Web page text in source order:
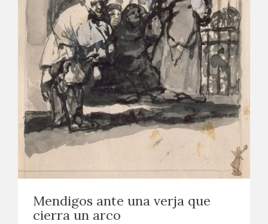
Mendigos ante una verja que
cierra un arco